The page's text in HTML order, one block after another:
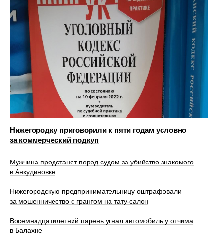
Нижегородку приговорили к пяти годам условно
за коммерческий подкуп
Мужчина предстанет перед судом за убийство знакомого
в Анкудиновке
Нижегородскую предпринимательницу оштрафовали
за мошенничество с грантом на тату-салон
Восемнадцатилетний парень угнал автомобиль у отчима
в Балахне